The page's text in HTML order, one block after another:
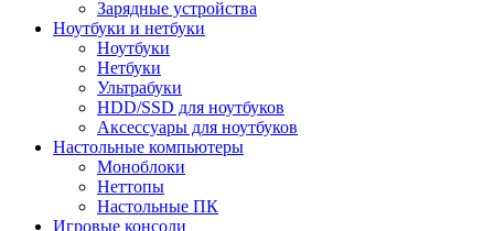
Зарядные устройства
Ноутбуки и нетбуки
Ноутбуки
Нетбуки
Ультрабуки
HDD/SSD для ноутбуков
Аксессуары для ноутбуков
Настольные компьютеры
Моноблоки
Неттопы
Настольные ПК
Игровые консоли